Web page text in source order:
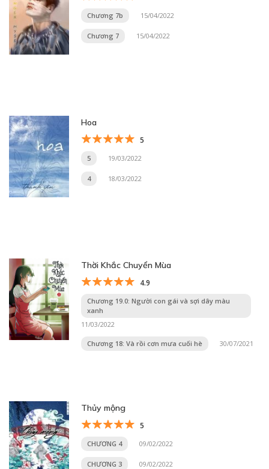
Chương 7b 15/04/2022
Chương 7 15/04/2022
Hoa
5
5 19/03/2022
4 18/03/2022
Thời Khắc Chuyển Mùa
4.9
Chương 19.0: Người con gái và sợi dây màu
xanh
11/03/2022
Chương 18: Và rồi cơn mưa cuối hè 30/07/2021
Thủy mộng
5
CHƯƠNG 4 09/02/2022
CHƯƠNG 3 09/02/2022